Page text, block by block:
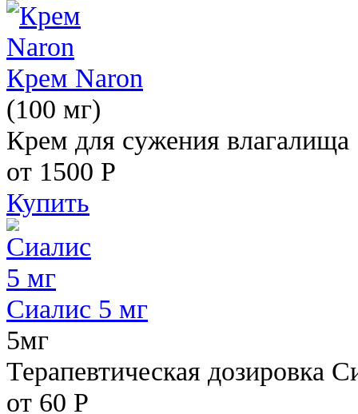
Крем Naron
(100 мг)
Крем для сужения влагалища
от 1500 Р
Купить
Сиалис 5 мг
5мг
Терапевтическая дозировка
от 60 Р